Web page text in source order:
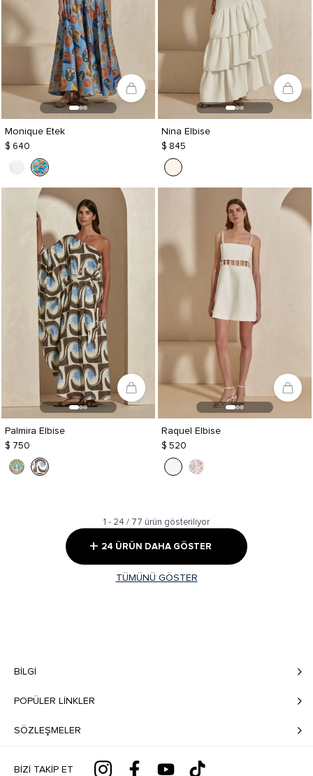
Monique Etek
$ 640
Nina Elbise
$ 845
Palmira Elbise
$ 750
Raquel Elbise
$ 520
1 - 24 / 77 ürün gösteriliyor
+ 24 ÜRÜN DAHA GÖSTER
TÜMÜNÜ GÖSTER
BILGI
POPÜLER LİNKLER
SÖZLEŞMELER
BIZI TAKIP ET